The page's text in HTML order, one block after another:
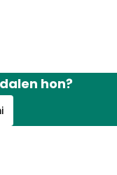
hon?